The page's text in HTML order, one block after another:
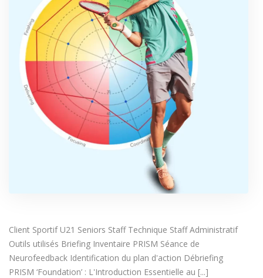
Client Sportif U21 Seniors Staff Technique Staff Administratif
Outils utilisés Briefing Inventaire PRISM Séance de
Neurofeedback Identification du plan d'action Débriefing
PRISM ‘Foundation’ : L'Introduction Essentielle au [...]